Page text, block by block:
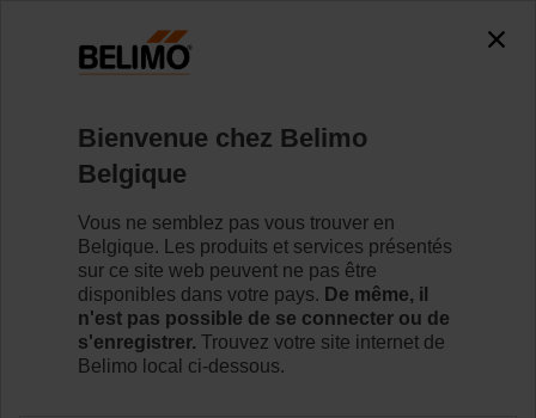
KG10A
Retour a la catégorie de produits
Bienvenue chez Belimo
Belgique
Vous ne semblez pas vous trouver en
Belgique. Les produits et services présentés
sur ce site web peuvent ne pas être
disponibles dans votre pays. De même, il
n'est pas possible de se connecter ou de
s'enregistrer. Trouvez votre site internet de
Belimo local ci-dessous.